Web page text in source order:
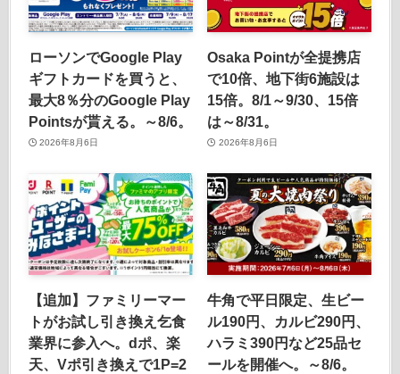
ローソンでGoogle Play
ギフトカードを買うと、
最大8％分のGoogle Play
Pointsが貰える。～8/6。
2026年8月6日
Osaka Pointが全提携店
で10倍、地下街6施設は
15倍。8/1～9/30、15倍
は～8/31。
2026年8月6日
【追加】ファミリーマー
トがお試し引き換え乞食
業界に参入へ。dポ、楽
天、Vポ引き換えで1P=2
牛角で平日限定、生ビー
ル190円、カルビ290円、
ハラミ390円など25品セ
ールを開催へ。～8/6。